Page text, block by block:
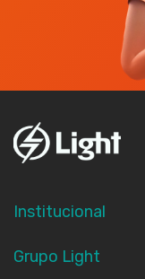
Institucional
Grupo Light